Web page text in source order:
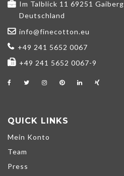
Im Talblick 11 69251 Gaiberg
Deutschland
info@finecotton.eu
+49 241 5652 0067
+49 241 5652 0067-9
QUICK LINKS
Mein Konto
Team
Press